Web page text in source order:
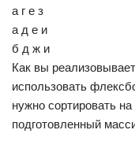
а г е з
а д е и
б д ж и
Как вы
использовать
нужно сортировать
подготовленный